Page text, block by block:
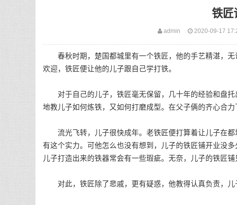
铁匠
admin 2020-09-17
春秋时期，楚国都城里有一个铁匠，他的手艺精湛，无
欢迎，铁匠便让他的儿子跟自己学打铁。
对于自己的儿子，铁匠毫无保留，几十年的经验和盘托
地教儿子如何炼铁，又如何打磨成型。在父子俩的齐心合力
流光飞转，儿子很快成年。老铁匠便打算着让儿子在都
有这个实力。可他怎么也没有想到，儿子的铁匠铺开业没
儿子打造出来的铁器常会有一些瑕疵。无奈，儿子的铁匠铺
对此，铁匠除了悲戚，更有疑惑，他教得认真负责，儿